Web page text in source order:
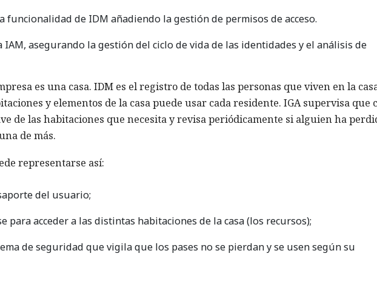
funcionalidad de IDM añadiendo la gestión de permisos de acceso.
IAM, asegurando la gestión del ciclo de vida de las identidades y el análisis de
es una casa. IDM es el registro de todas las personas que viven en la
y elementos de la casa puede usar cada residente. IGA supervisa que
de las habitaciones que necesita y revisa periódicamente si alguien ha
de más.
representarse así:
del usuario;
para acceder a las distintas habitaciones de la casa (los recursos);
de seguridad que vigila que los pases no se pierdan y se usen según su